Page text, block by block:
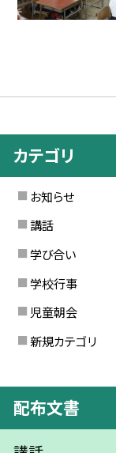
カテゴリ
お知らせ
講話
学び合い
学校行事
児童朝会
新規カテゴリ
配布文書